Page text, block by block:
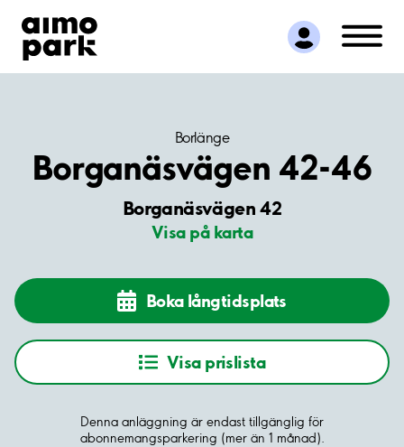
Hitta parkering
Samarbete
Kundservice
Borlänge
Borganäsvägen 42-46
Borganäsvägen 42
Visa på karta
Boka långtidsplats
Visa prislista
Denna anläggning är endast tillgänglig för
abonnemangsparkering (mer än 1 månad).